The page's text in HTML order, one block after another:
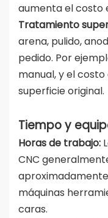
aumenta el costo
Tratamiento
arena, pulido,
pedido. Por
manual, y el
superficie original.
Tiempo y
Horas de trabajo:
CNC
máquinas
caras.